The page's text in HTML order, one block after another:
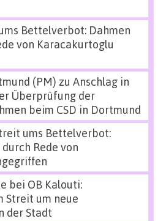
Bettelverbot: Dahmen
von Karacakurtoglu
(PM) zu Anschlag in
Überprüfung der
beim CSD in Dortmund
ums Bettelverbot:
Rede von
bei OB Kalouti:
Streit um neue
der Stadt